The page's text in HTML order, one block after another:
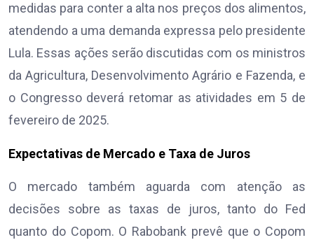
medidas para conter a alta nos preços dos alimentos,
atendendo a uma demanda expressa pelo presidente
Lula. Essas ações serão discutidas com os ministros
da Agricultura, Desenvolvimento Agrário e Fazenda, e
o Congresso deverá retomar as atividades em 5 de
fevereiro de 2025.
Expectativas de Mercado e Taxa de Juros
O mercado também aguarda com atenção as
decisões sobre as taxas de juros, tanto do Fed
quanto do Copom. O Rabobank prevê que o Copom